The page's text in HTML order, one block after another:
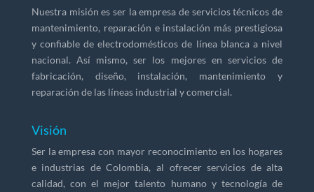
Nuestra misión es ser la empresa de servicios técnicos de
mantenimiento, reparación e instalación más prestigiosa
y confiable de electrodomésticos de línea blanca a nivel
nacional. Así mismo, ser los mejores en servicios de
fabricación, diseño, instalación, mantenimiento y
reparación de las líneas industrial y comercial.
Visión
Ser la empresa con mayor reconocimiento en los hogares
e industrias de Colombia, al ofrecer servicios de alta
calidad, con el mejor talento humano y tecnología de